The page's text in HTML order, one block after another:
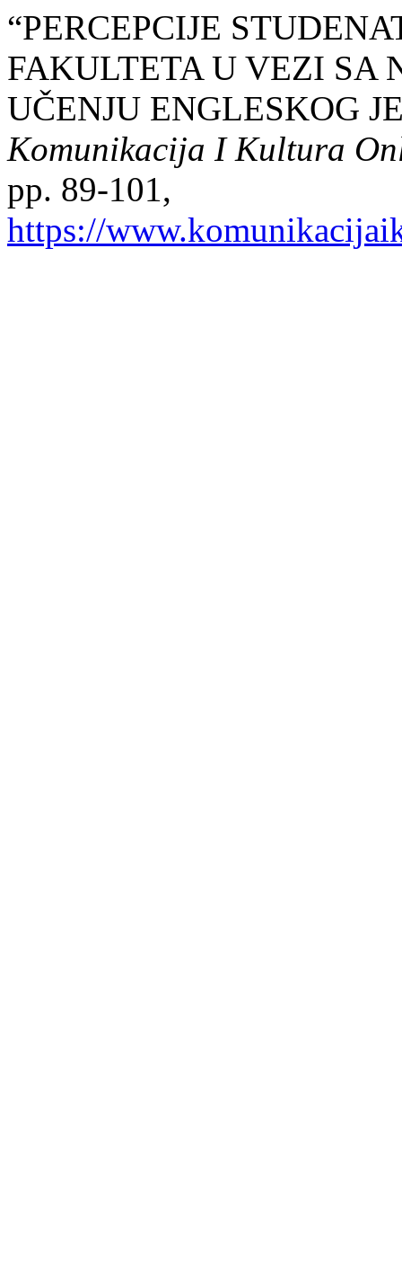
“PERCEPCIJE
FAKULTETA U VEZI SA
UČENJU ENGLESKOG
Komunikacija I Kultura
pp. 89-101,
https://